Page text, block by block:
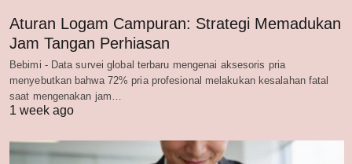
Aturan Logam Campuran: Strategi Memadukan
Jam Tangan Perhiasan
Bebimi - Data survei global terbaru mengenai aksesoris pria
menyebutkan bahwa 72% pria profesional melakukan kesalahan fatal
saat mengenakan jam…
1 week ago